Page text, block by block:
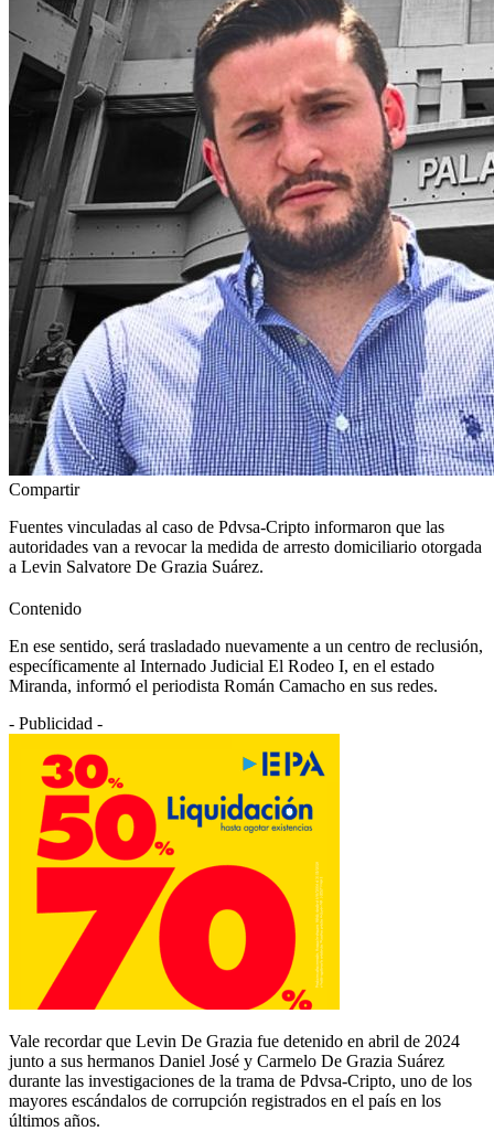
Compartir
Fuentes vinculadas al caso de Pdvsa-Cripto informaron que las
autoridades van a revocar la medida de arresto domiciliario otorgada
a Levin Salvatore De Grazia Suárez.
Contenido
En ese sentido, será trasladado nuevamente a un centro de reclusión,
específicamente al Internado Judicial El Rodeo I, en el estado
Miranda, informó el periodista Román Camacho en sus redes.
- Publicidad -
Vale recordar que Levin De Grazia fue detenido en abril de 2024
junto a sus hermanos Daniel José y Carmelo De Grazia Suárez
durante las investigaciones de la trama de Pdvsa-Cripto, uno de los
mayores escándalos de corrupción registrados en el país en los
últimos años.